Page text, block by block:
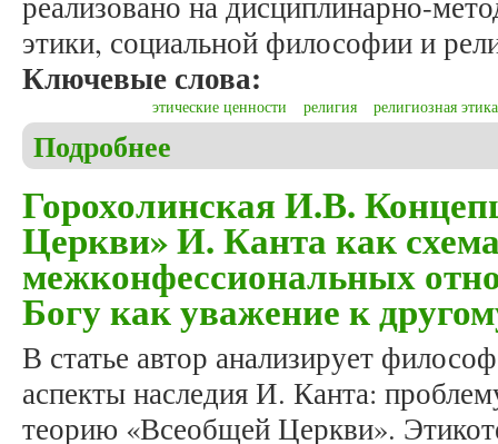
этики, социальной философии и
Ключевые слова:
этические ценности религия религиозная этика
Подробнее
Горохолинская И.В.
Церкви» И. Канта как
межконфессиональных
Богу как уважение к
В статье автор анализирует
аспекты наследия И. Канта:
теорию «Всеобщей Церкви».